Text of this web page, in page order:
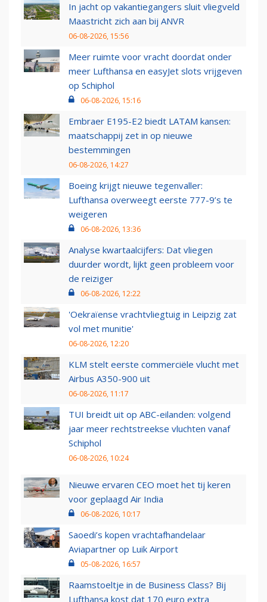
In jacht op vakantiegangers sluit vliegveld
Maastricht zich aan bij ANVR
06-08-2026, 15:56
Meer ruimte voor vracht doordat onder
meer Lufthansa en easyJet slots vrijgeven
op Schiphol
06-08-2026, 15:16
Embraer E195-E2 biedt LATAM kansen:
maatschappij zet in op nieuwe
bestemmingen
06-08-2026, 14:27
Boeing krijgt nieuwe tegenvaller:
Lufthansa overweegt eerste 777-9’s te
weigeren
06-08-2026, 13:36
Analyse kwartaalcijfers: Dat vliegen
duurder wordt, lijkt geen probleem voor
de reiziger
06-08-2026, 12:22
'Oekraïense vrachtvliegtuig in Leipzig zat
vol met munitie'
06-08-2026, 12:20
KLM stelt eerste commerciële vlucht met
Airbus A350-900 uit
06-08-2026, 11:17
TUI breidt uit op ABC-eilanden: volgend
jaar meer rechtstreekse vluchten vanaf
Schiphol
06-08-2026, 10:24
Nieuwe ervaren CEO moet het tij keren
voor geplaagd Air India
06-08-2026, 10:17
Saoedi’s kopen vrachtafhandelaar
Aviapartner op Luik Airport
05-08-2026, 16:57
Raamstoeltje in de Business Class? Bij
Lufthansa kost dat 170 euro extra